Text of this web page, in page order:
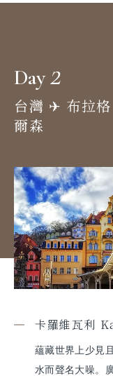
Day2
台灣 ✈︎ 布拉
爾森
卡羅維瓦利
蘊藏世界上少⾒
水⽽聲名大噪。